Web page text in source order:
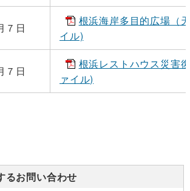
７日
根浜海岸多目的広場（
イル)
７日
根浜レストハウス災害
ァイル)
るお問い合わせ